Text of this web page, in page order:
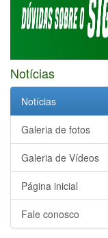
Notícias
Notícias
Galeria de fotos
Galeria de Vídeos
Página inicial
Fale conosco